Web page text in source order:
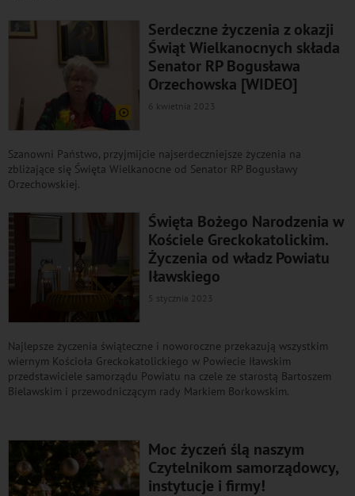
Serdeczne życzenia z okazji
Świąt Wielkanocnych składa
Senator RP Bogusława
Orzechowska [WIDEO]
6 kwietnia 2023
Szanowni Państwo, przyjmijcie najserdeczniejsze życzenia na
zbliżające się Święta Wielkanocne od Senator RP Bogusławy
Orzechowskiej.
Święta Bożego Narodzenia w
Kościele Greckokatolickim.
Życzenia od władz Powiatu
Iławskiego
5 stycznia 2023
Najlepsze życzenia świąteczne i noworoczne przekazują wszystkim
wiernym Kościoła Greckokatolickiego w Powiecie Iławskim
przedstawiciele samorządu Powiatu na czele ze starostą Bartoszem
Bielawskim i przewodniczącym rady Markiem Borkowskim.
Moc życzeń ślą naszym
Czytelnikom samorządowcy,
instytucje i firmy!